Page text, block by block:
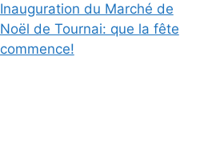
Inauguration du Marché de
Noël de Tournai: que la fête
commence!